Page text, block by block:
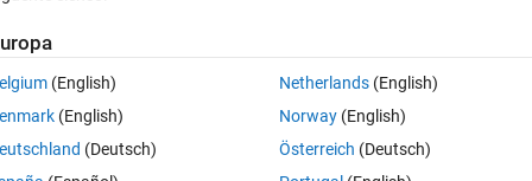
0 voti
of box in the table which is highlighted.
(English)
(English)
(Deutsch)
Netherlands(English)
Norway(English)
Österreich (Deutsch)